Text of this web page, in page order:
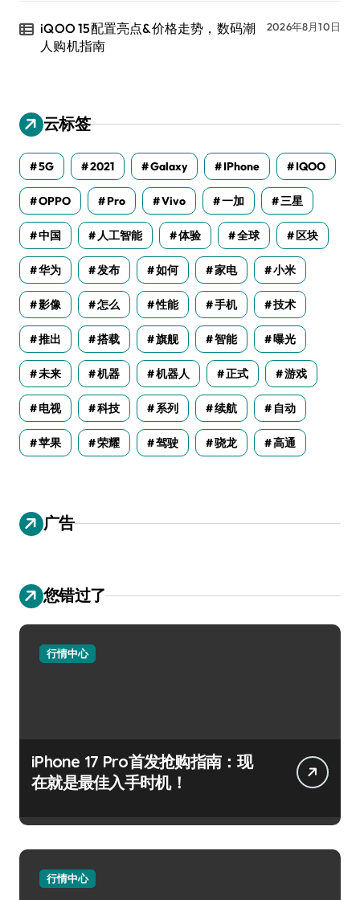
iQOO 15配置亮点&价格走势，数码潮
人购机指南
2026年8月10日
云标签
5G 2021 Galaxy IPhone IQOO
OPPO Pro Vivo 一加 三星
中国 人工智能 体验 全球 区块
华为 发布 如何 家电 小米
影像 怎么 性能 手机 技术
推出 搭载 旗舰 智能 曝光
未来 机器 机器人 正式 游戏
电视 科技 系列 续航 自动
苹果 荣耀 驾驶 骁龙 高通
广告
您错过了
行情中心
iPhone 17 Pro首发抢购指南：现
在就是最佳入手时机！
行情中心